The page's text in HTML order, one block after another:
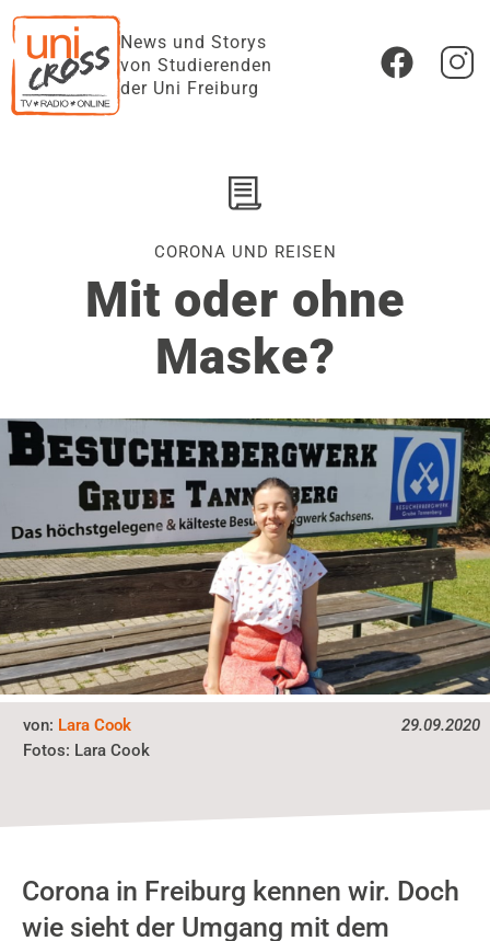
News und Storys
von Studierenden
der Uni Freiburg
CORONA UND REISEN
Mit oder ohne
Maske?
29.09.2020
von: Lara Cook
Fotos: Lara Cook
Corona in Freiburg kennen wir. Doch
wie sieht der Umgang mit dem